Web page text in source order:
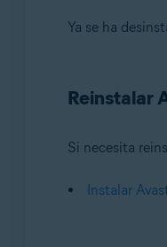
Ya se ha
Reinstalar
Si necesita
Instalar